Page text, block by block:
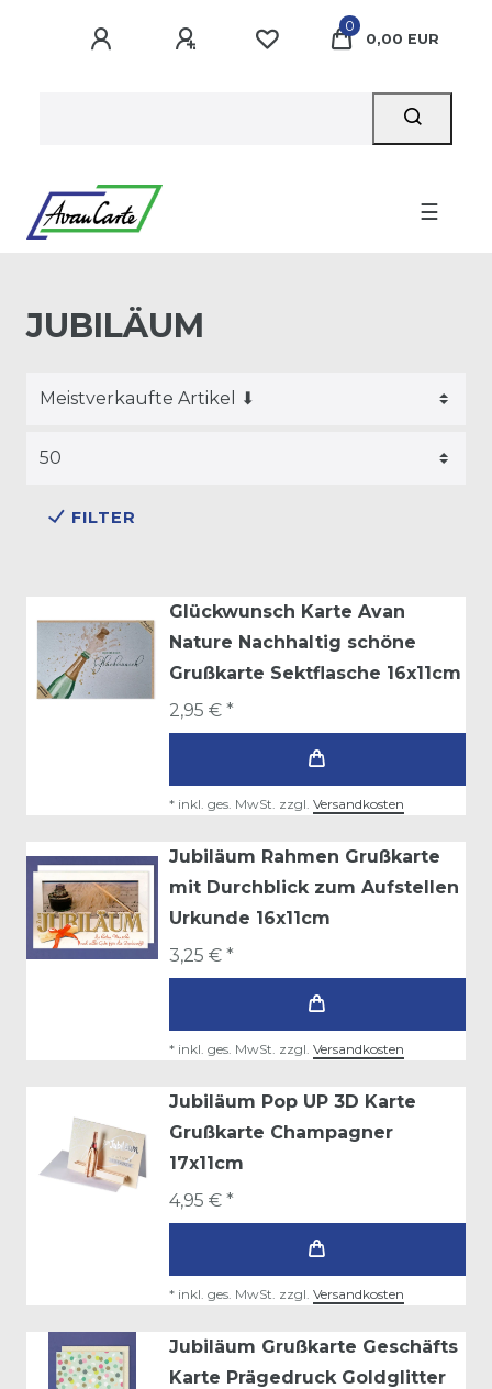
0
0,00 EUR
☰
JUBILÄUM
FILTER
Glückwunsch Karte Avan
Nature Nachhaltig schöne
Grußkarte Sektflasche 16x11cm
2,95 € *
* inkl. ges. MwSt. zzgl. Versandkosten
Jubiläum Rahmen Grußkarte
mit Durchblick zum Aufstellen
Urkunde 16x11cm
3,25 € *
* inkl. ges. MwSt. zzgl. Versandkosten
Jubiläum Pop UP 3D Karte
Grußkarte Champagner
17x11cm
4,95 € *
* inkl. ges. MwSt. zzgl. Versandkosten
Jubiläum Grußkarte Geschäfts
Karte Prägedruck Goldglitter